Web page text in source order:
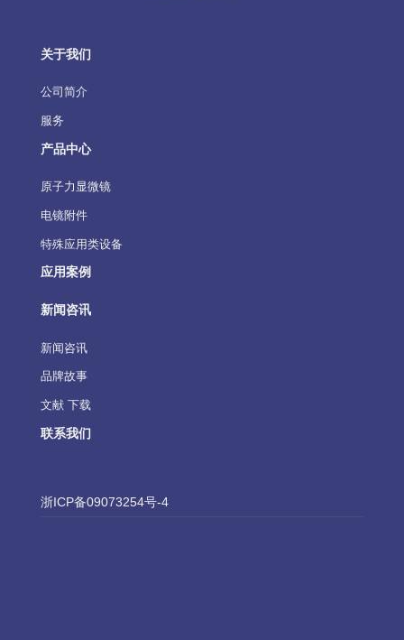
关于我们
公司简介
服务
产品中心
原子力显微镜
电镜附件
特殊应用类设备
应用案例
新闻咨讯
新闻咨讯
品牌故事
文献 下载
联系我们
浙ICP备09073254号-4